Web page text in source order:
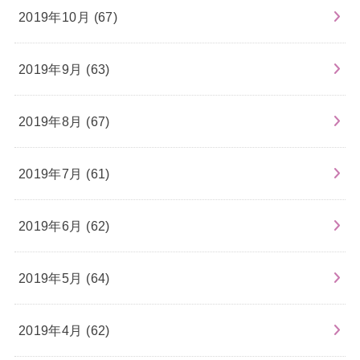
2019年10月 (67)
2019年9月 (63)
2019年8月 (67)
2019年7月 (61)
2019年6月 (62)
2019年5月 (64)
2019年4月 (62)